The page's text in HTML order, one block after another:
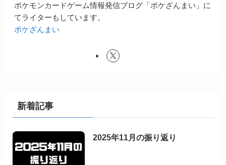
ポケモンカードゲーム情報発信ブログ「ポケざんまい」に
てライターもしています。
ポケざんまい
新着記事
2025年11月の振り返り